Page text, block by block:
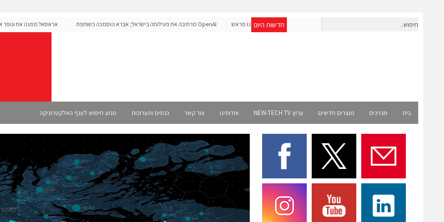
חדשות היום
חברת IAIG גייסה 6 מיליון דולר להקמת חברות תוכנה שנבנו מראש
OpenAI מרחיבה את פעילותה בישראל; אברא הוסמכה כשותפת
אראסאל ממנה את עופר
בית מגזינים מוצרים חדשים ערוץ NEW-TECH TV אודותינו צור קשר כנסים ותערוכות מנוע חיפוש לענף האלקטרוניקה